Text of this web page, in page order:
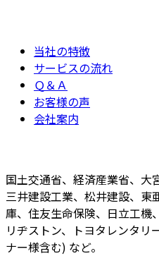
当社の特徴
サービスの流れ
Ｑ＆Ａ
お客様の声
会社案内
国土交通省、経済産業省、大
三井建設工業、松井建設、東
庫、住友生命保険、日立工機
リヂストン、トヨタレンタ
ナー様含む) など。